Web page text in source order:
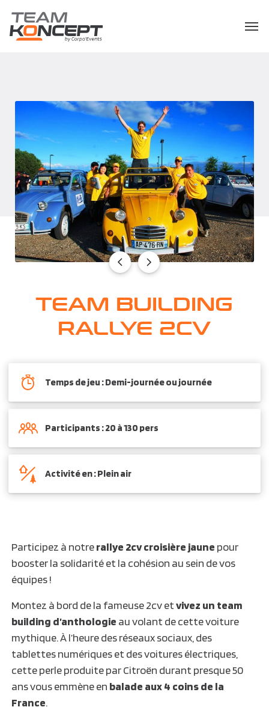
TEAM BUILDING
RALLYE 2CV
Temps de jeu : Demi-journée ou journée
Participants : 20 à 130 pers
Activité en : Plein air
Participez à notrerallye 2cv croisière jaune pour
booster la solidarité et la cohésion au sein de vos
équipes !
Montez à bord de la fameuse 2cv etvivez un team
building d’anthologie au volant de cette voiture
mythique. À l’heure des réseaux sociaux, des
tablettes numériques et des voitures électriques,
cette perle produite par Citroën durant presque 50
ans vous emmène en balade aux 4 coins de la
France.